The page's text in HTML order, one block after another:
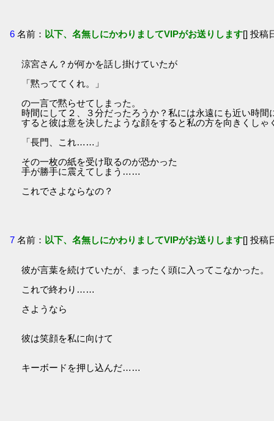
6 名前： 以下、名無しにかわりましてVIPがお送りします[] 投稿
涼宮さん？が何かを話し掛けていたが
「黙っててくれ。」
の一言で黙らせてしまった。
時間にして２、３分だったろうか？私には永遠にも近い時
すると彼は意を決したような顔をすると私の方を向きくし
「長門、これ……」
その一枚の紙を受け取るのが恐かった
手が勝手に震えてしまう……
これでさよならなの？
7 名前： 以下、名無しにかわりましてVIPがお送りします[] 投稿
彼が言葉を続けていたが、まったく頭に入ってこなかった。
これで終わり……
さようなら
彼は笑顔を私に向けて
キーボードを押し込んだ……